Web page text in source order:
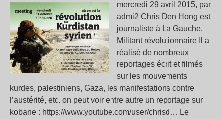
mercredi 29 avril 2015, par
admi2 Chris Den Hong est
journaliste à La Gauche.
Militant révolutionnaire Il a
réalisé de nombreux
reportages écrit et filmés
sur les mouvements
kurdes, palestiniens, Gaza, les manifestations contre
l’austérité, etc. on peut voir entre autre un reportage sur
kobane : https://www.youtube.com/user/chrisd… Le